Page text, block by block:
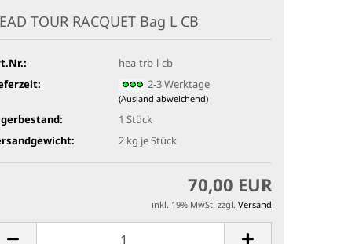
TOUR RACQUET Bag L CB
hea-trb-l-cb
2-3 Werktage
(Ausland abweichend)
1 Stück
2 kg je Stück
70,00 EUR
inkl. 19% MwSt. zzgl. Versand